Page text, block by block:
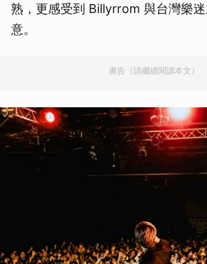
熟，更感受到 Billyrrom 與台灣樂
意。
廣告（請繼續閱讀本文）